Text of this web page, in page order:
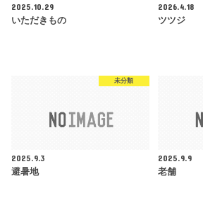
2025.10.29
いただきもの
2026.4.18
ツツジ
未分類
2025.9.3
避暑地
2025.9.9
老舗